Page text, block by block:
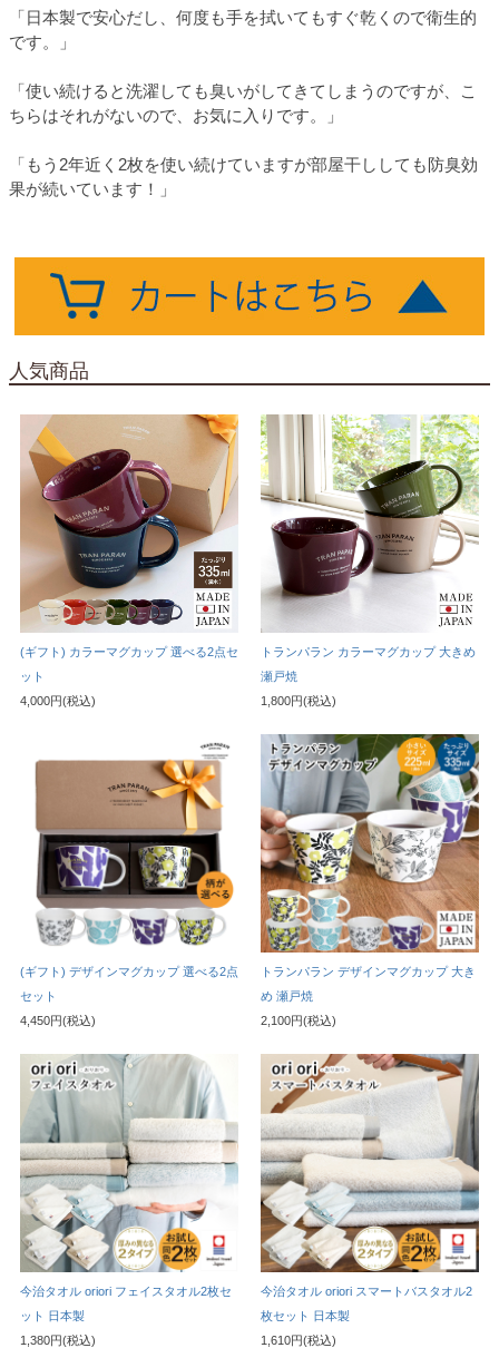
「日本製で安心だし、何度も手を拭いてもすぐ乾くので衛生的
です。」
「使い続けると洗濯しても臭いがしてきてしまうのですが、こ
ちらはそれがないので、お気に入りです。」
「もう2年近く2枚を使い続けていますが部屋干ししても防臭効
果が続いています！」
人気商品
(ギフト) カラーマグカップ 選べる2点セ
ット
4,000円(税込)
トランパラン カラーマグカップ 大きめ
瀬戸焼
1,800円(税込)
(ギフト) デザインマグカップ 選べる2点
セット
4,450円(税込)
トランパラン デザインマグカップ 大き
め 瀬戸焼
2,100円(税込)
今治タオル oriori フェイスタオル2枚セ
ット 日本製
1,380円(税込)
今治タオル oriori スマートバスタオル2
枚セット 日本製
1,610円(税込)